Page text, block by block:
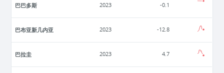
巴巴多斯 2023 -0.1
巴布亚新几内亚 2023 -12.8
巴拉圭 2023 4.7